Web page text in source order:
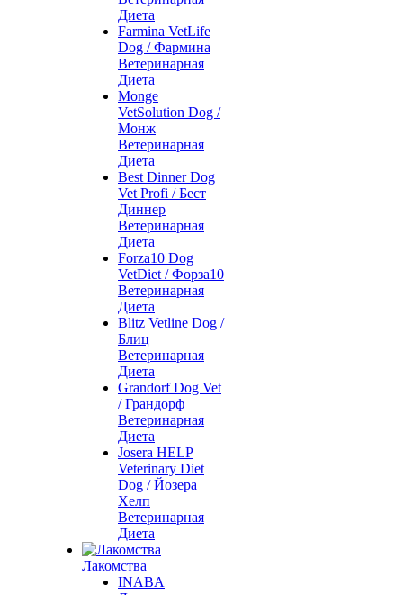
Диета
Farmina VetLife
Dog / Фармина
Ветеринарная
Диета
Monge
VetSolution Dog /
Монж
Ветеринарная
Диета
Best Dinner Dog
Vet Profi / Бест
Диннер
Ветеринарная
Диета
Forza10 Dog
VetDiet / Форза10
Ветеринарная
Диета
Blitz Vetline Dog /
Блиц
Ветеринарная
Диета
Grandorf Dog Vet
/ Грандорф
Ветеринарная
Диета
Josera HELP
Veterinary Diet
Dog / Йозера
Хелп
Ветеринарная
Диета
Лакомства
INABA